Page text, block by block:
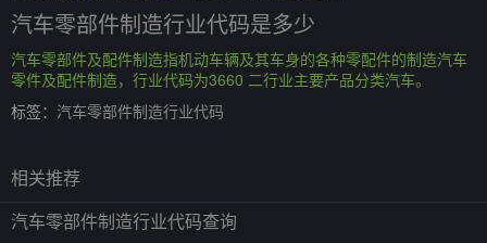
汽车零部件制造行业代码是多少
汽车零部件及配件制造指机动车辆及其车身的各种零配件的制造汽车
零件及配件制造，行业代码为3660 二行业主要产品分类汽车。
标签： 汽车零部件制造行业代码
相关推荐
汽车零部件制造行业代码查询